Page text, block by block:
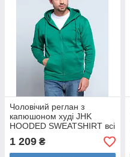
Чоловічий реглан з
капюшоном худі JHK
HOODED SWEATSHIRT всі
розміри та кольори
1 209 ₴